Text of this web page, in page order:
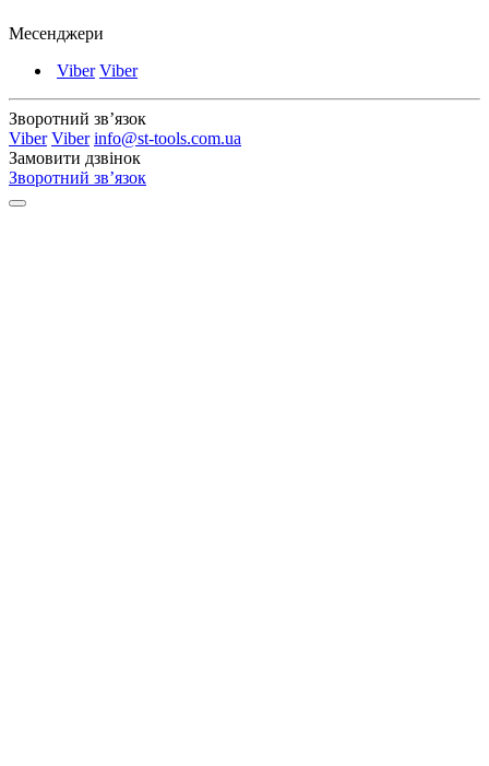
Месенджери
Viber Viber
Зворотний зв’язок
Viber Viber info@st-tools.com.ua
Замовити дзвінок
Зворотний зв’язок